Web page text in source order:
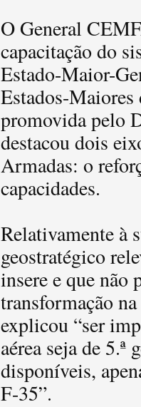
O General
capacitação do
Estado-Maior-
Estados-
promovida pelo
destacou dois
Armadas: o
capacidades.
Relativamente à
geostratégico
insere e que não
transformação
explicou “ser
aérea seja de 5.ª
disponíveis,
F-35”.